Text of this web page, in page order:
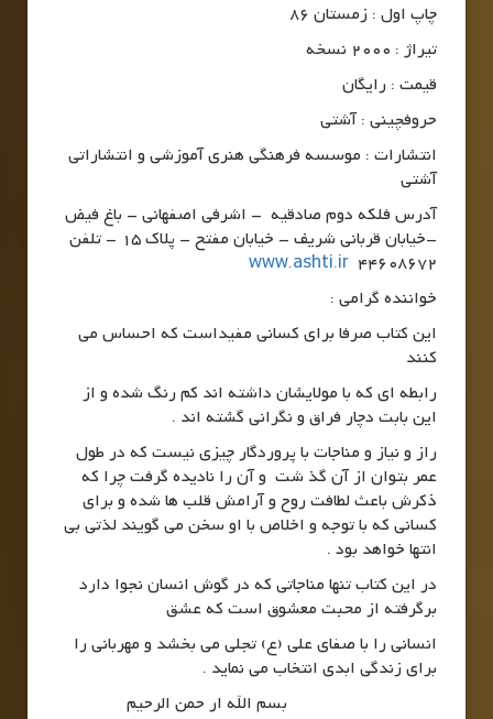
چاپ اول : زمستان 86
تیراژ : 2000 نسخه
قیمت : رایگان
حروفچینی : آشتی
انتشارات : موسسه فرهنگی هنری آموزشی و انتشاراتی
آشتی
آدرس فلکه دوم صادقیه – اشرفی اصفهانی – باغ فیض
–خیابان قربانی شریف – خیابان مفتح – پلاک 15 – تلفن
44608672
www.ashti.ir
خواننده گرامی :
این کتاب صرفا برای کسانی مفیداست که احساس می
کنند
رابطه ای که با مولایشان داشته اند کم رنگ شده و از
این بابت دچار فراق و نگرانی گشته اند .
راز و نیاز و مناجات با پروردگار چیزی نیست که در طول
عمر بتوان از آن گذ شت و آن را نادیده گرفت چرا که
ذکرش باعث لطافت روح و آرامش قلب ها شده و برای
کسانی که با توجه و اخلاص با او سخن می گویند لذتی بی
انتها خواهد بود .
در این کتاب تنها مناجاتی که در گوش انسان نجوا دارد
برگرفته از محبت معشوق است که عشق
انسانی را با صفای علی (ع) تجلی می بخشد و مهربانی را
برای زندگی ابدی انتخاب می نماید .
بسم الله ار حمن الرحیم